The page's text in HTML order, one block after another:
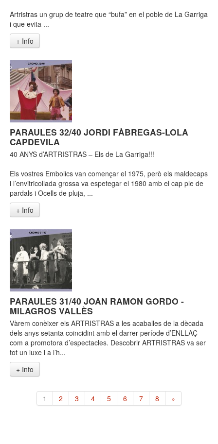
Artristras un grup de teatre que “bufa” en el poble de La Garriga
i que evita ...
+ Info
PARAULES 32/40 JORDI FÀBREGAS-LOLA
CAPDEVILA
40 ANYS d’ARTRISTRAS – Els de La Garriga!!!
Els vostres Embolics van començar el 1975, però els maldecaps
i l’envitricollada grossa va espetegar el 1980 amb el cap ple de
pardals i Ocells de pluja, ...
+ Info
PARAULES 31/40 JOAN RAMON GORDO -
MILAGROS VALLÈS
Vàrem conèixer els ARTRISTRAS a les acaballes de la dècada
dels anys setanta coincidint amb el darrer període d’ENLLAÇ
com a promotora d’espectacles. Descobrir ARTRISTRAS va ser
tot un luxe i a l’h...
+ Info
1 2 3 4 5 6 7 8 »